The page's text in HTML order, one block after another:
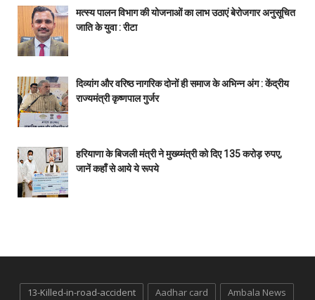
मत्स्य पालन विभाग की योजनाओं का लाभ उठाएं बेरोजगार अनुसूचित
जाति के युवा : रीटा
दिव्यांग और वरिष्ठ नागरिक दोनों ही समाज के अभिन्न अंग : केंद्रीय
राज्यमंत्री कृष्णपाल गुर्जर
हरियाणा के बिजली मंत्री ने मुख्य्मंत्री को दिए 135 करोड़ रुपए,
जानें कहाँ से आये ये रूपये
13-Killed-in-road-accident Aadhar card
Ambala News